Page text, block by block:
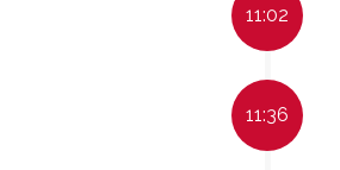
11:02
11:36